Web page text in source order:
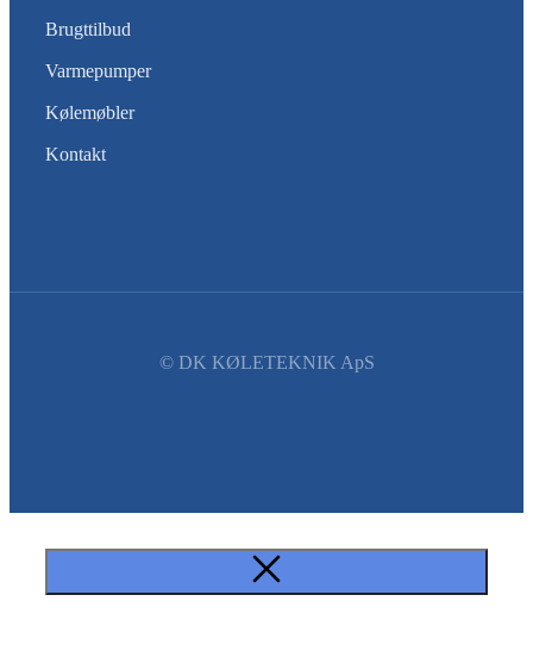
Brugttilbud
Varmepumper
Kølemøbler
Kontakt
© DK KØLETEKNIK ApS